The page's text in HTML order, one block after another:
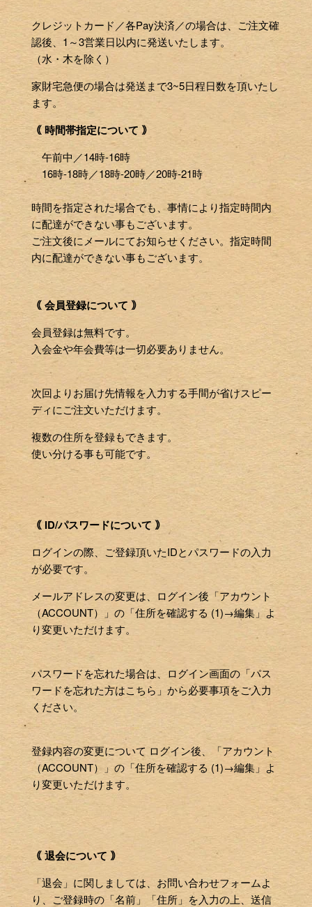
クレジットカード／各Pay決済／の場合は、ご注文確
認後、1～3営業日以内に発送いたします。
（水・木を除く）
家財宅急便の場合は発送まで3~5日程日数を頂いたし
ます。
｟ 時間帯指定について ｠
午前中／14時-16時
16時-18時／18時-20時／20時-21時
時間を指定された場合でも、事情により指定時間内
に配達ができない事もございます。
ご注文後にメールにてお知らせください。指定時間
内に配達ができない事もございます。
｟ 会員登録について ｠
会員登録は無料です。
入会金や年会費等は一切必要ありません。
次回よりお届け先情報を入力する手間が省けスピー
ディにご注文いただけます。
複数の住所を登録もできます。
使い分ける事も可能です。
｟ ID/パスワードについて ｠
ログインの際、ご登録頂いたIDとパスワードの入力
が必要です。
メールアドレスの変更は、ログイン後「アカウント
（ACCOUNT）」の「住所を確認する (1)→編集」よ
り変更いただけます。
パスワードを忘れた場合は、ログイン画面の「パス
ワードを忘れた方はこちら」から必要事項をご入力
ください。
登録内容の変更について ログイン後、「アカウント
（ACCOUNT）」の「住所を確認する (1)→編集」よ
り変更いただけます。
｟ 退会について ｠
「退会」に関しましては、お問い合わせフォームよ
り、ご登録時の「名前」「住所」を入力の上、送信